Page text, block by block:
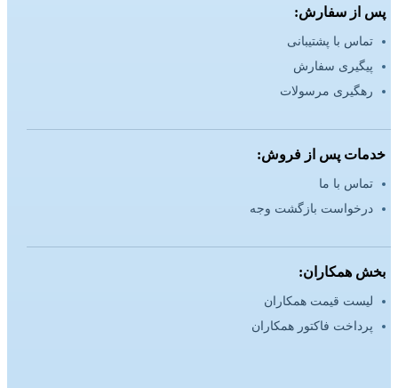
پس از سفارش:
تماس با پشتیبانی
پیگیری سفارش
رهگیری مرسولات
خدمات پس از فروش:
تماس با ما
درخواست بازگشت وجه
بخش همکاران:
لیست قیمت همکاران
پرداخت فاکتور همکاران